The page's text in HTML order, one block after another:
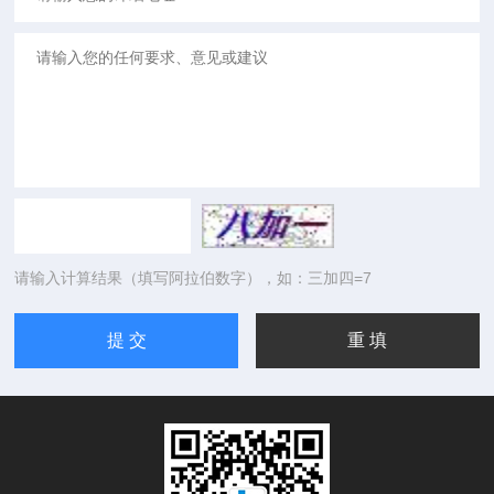
请输入计算结果（填写阿拉伯数字），如：三加四=7